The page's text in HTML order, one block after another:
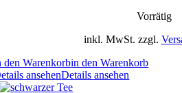
Vorrätig
inkl. MwSt. zzgl.
den Warenkorbin den Warenkorb
ansehenDetails ansehen